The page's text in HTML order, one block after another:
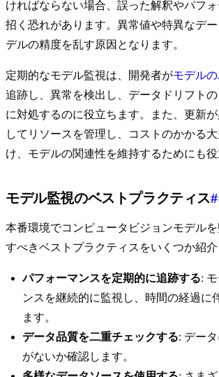
ければならない場合、誤った解釈やパフ
招く恐れがあります。異常値や特異なデ
デルの精度を乱す原因となります。
定期的なモデル監視は、開発者がモデル
追跡し、異常を検出し、データドリフト
に対処するのに役立ちます。また、更新
してリソースを管理し、コストのかかる
け、モデルの関連性を維持するためにも役
モデル監視のベストプラクティス#
本番環境でコンピュータビジョンモデル
すべきベストプラクティスをいくつか紹介
パフォーマンスを定期的に追跡する:
ンスを継続的に監視し、時間の経過に
ます。
データ品質を二重チェックする: デー
がないか確認します。